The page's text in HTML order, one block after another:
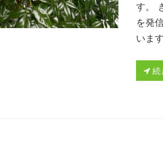
す。
を発
いま
続